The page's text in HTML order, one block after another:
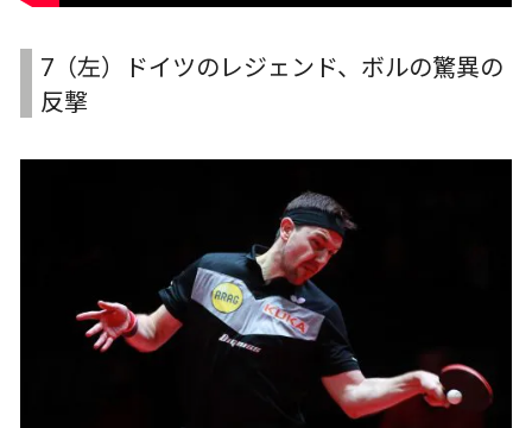
7（左）ドイツのレジェンド、ボルの驚異の
反撃